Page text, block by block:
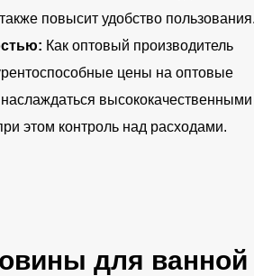
повысит удобство пользования.
Как оптовый производитель
цены на оптовые
высококачественными
этом контроль над расходами.
для